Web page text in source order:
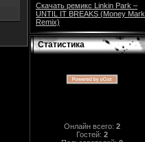
Скачать ремикс Linkin Park –
UNTIL IT BREAKS (Money Mark
Remix)
Статистика
Онлайн всего: 2
Гостей: 2